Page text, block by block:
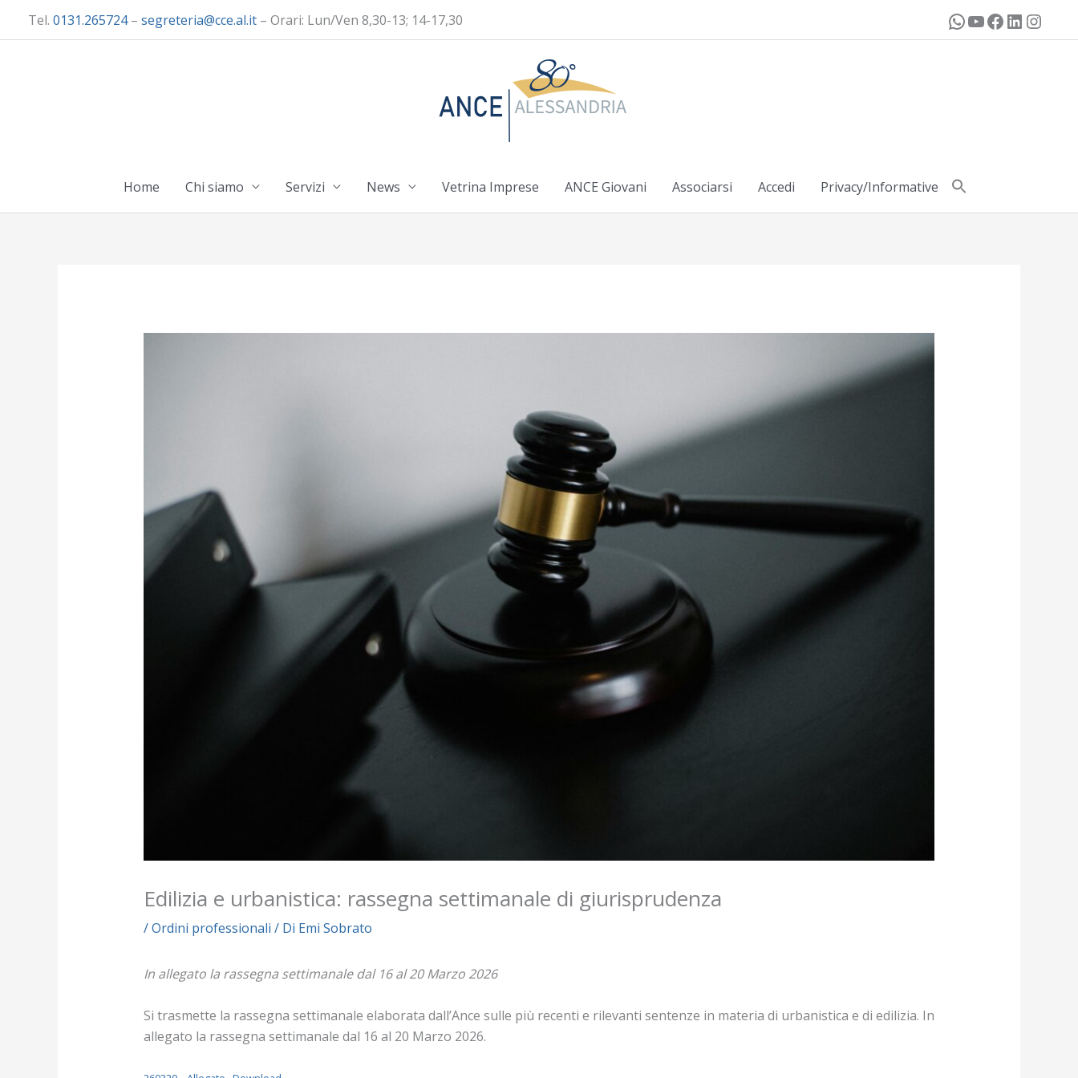
Tel. 0131.265724– segreteria@cce.al.it – Orari: Lun/Ven 8,30-13; 14-17,30
Home Chi siamo Servizi News Vetrina Imprese ANCE Giovani Associarsi Accedi Privacy/Informative
Edilizia e urbanistica: rassegna settimanale di giurisprudenza
/Ordini professionali / Di Emi Sobrato
In allegato la rassegna settimanale dal 16 al 20 Marzo 2026
Si trasmette la rassegna settimanale elaborata dall’Ance sulle più recenti e rilevanti sentenze in materia di urbanistica e di edilizia. In
allegato la rassegna settimanale dal 16 al 20 Marzo 2026.